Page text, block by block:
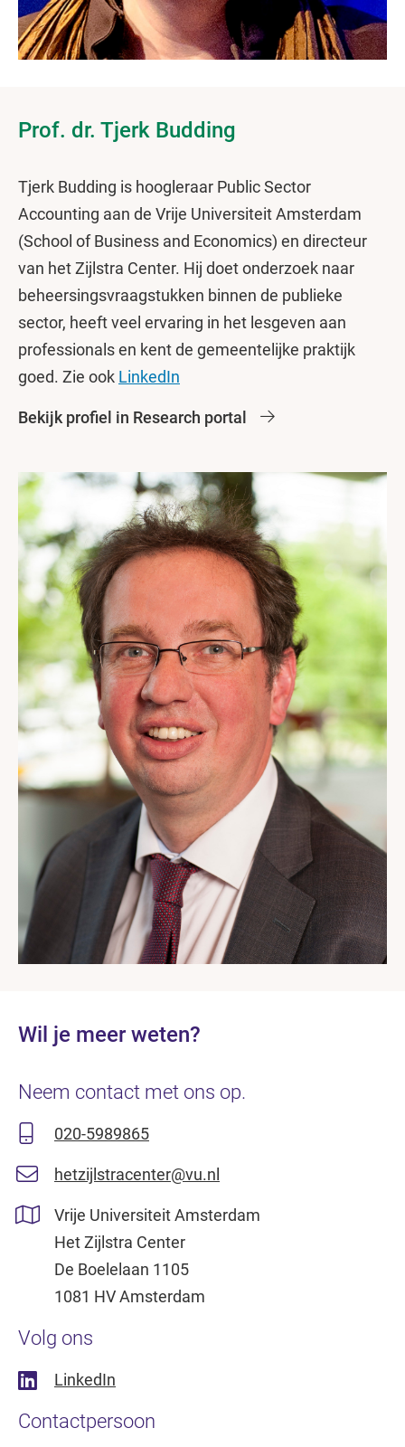
Prof. dr. Tjerk Budding
Tjerk Budding is hoogleraar Public Sector
Accounting aan de Vrije Universiteit Amsterdam
(School of Business and Economics) en directeur
van het Zijlstra Center. Hij doet onderzoek naar
beheersingsvraagstukken binnen de publieke
sector, heeft veel ervaring in het lesgeven aan
professionals en kent de gemeentelijke praktijk
goed. Zie ook LinkedIn
Bekijk profiel in Research portal
Wil je meer weten?
Neem contact met ons op.
020-5989865
hetzijlstracenter@vu.nl
Vrije Universiteit Amsterdam
Het Zijlstra Center
De Boelelaan 1105
1081 HV Amsterdam
Volg ons
LinkedIn
Contactpersoon